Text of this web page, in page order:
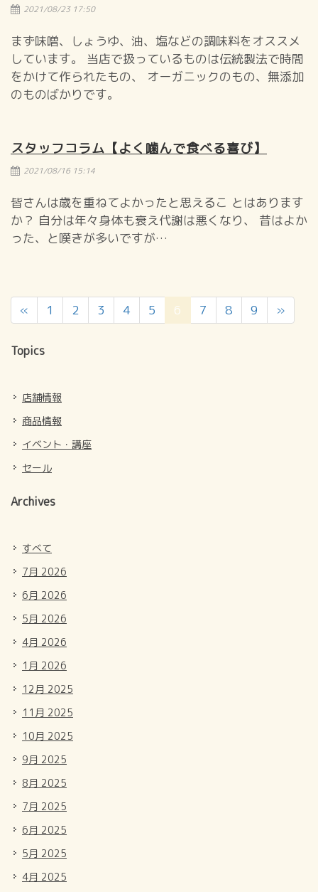
2021/08/23 17:50
まず味噌、しょうゆ、油、塩などの調味料をオススメ
しています。 当店で扱っているものは伝統製法で時間
をかけて作られたもの、 オーガニックのもの、無添加
のものばかりです。
スタッフコラム【よく噛んで食べる喜び】
2021/08/16 15:14
皆さんは歳を重ねてよかったと思えるこ とはあります
か？ 自分は年々身体も衰え代謝は悪くなり、 昔はよか
った、と嘆きが多いですが…
« 1 2 3 4 5 6 （こ
の
7 8 9 »
Topics
店舗情報
商品情報
イベント・講座
セール
Archives
すべて
7月 2026
6月 2026
5月 2026
4月 2026
1月 2026
12月 2025
11月 2025
10月 2025
9月 2025
8月 2025
7月 2025
6月 2025
5月 2025
4月 2025